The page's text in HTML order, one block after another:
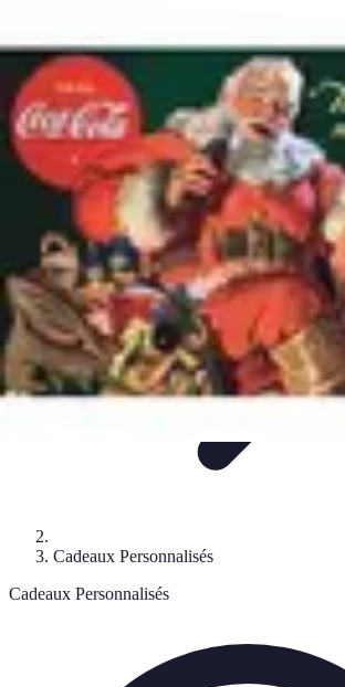
Idées Cadeaux Papa
Cadeaux Personnalisés
Cadeaux Personnalisés